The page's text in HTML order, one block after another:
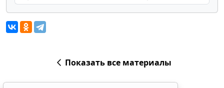
Показать все материалы